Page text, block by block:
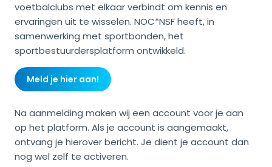
voetbalclubs met elkaar verbindt om kennis en
ervaringen uit te wisselen. NOC*NSF heeft, in
samenwerking met sportbonden, het
sportbestuurdersplatform ontwikkeld.
Meld je hier aan!
Na aanmelding maken wij een account voor je aan
op het platform. Als je account is aangemaakt,
ontvang je hierover bericht. Je dient je account dan
nog wel zelf te activeren.